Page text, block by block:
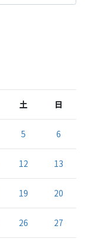
土 日
5 6
12 13
19 20
26 27